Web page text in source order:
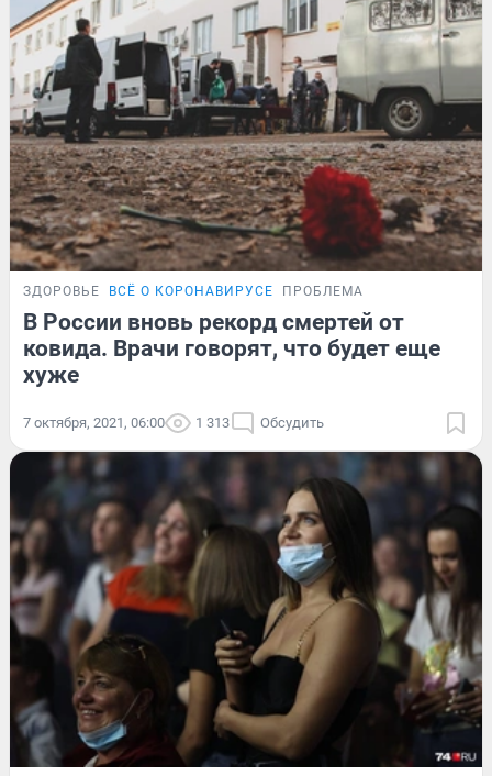
ЗДОРОВЬЕ ВСЁ О КОРОНАВИРУСЕ ПРОБЛЕМА
В России вновь рекорд смертей от
ковида. Врачи говорят, что будет еще
хуже
7 октября, 2021, 06:00 1 313 Обсудить